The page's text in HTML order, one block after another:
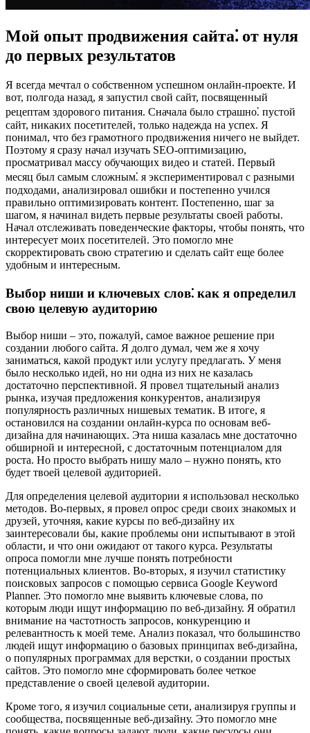
Мой опыт продвижения сайта⁚ от нуля
до первых результатов
Я всегда мечтал о собственном успешном онлайн-проекте. И
вот, полгода назад, я запустил свой сайт, посвященный
рецептам здорового питания. Сначала было страшно⁚ пустой
сайт, никаких посетителей, только надежда на успех. Я
понимал, что без грамотного продвижения ничего не выйдет.
Поэтому я сразу начал изучать SEO-оптимизацию,
просматривал массу обучающих видео и статей. Первый
месяц был самым сложным⁚ я экспериментировал с разными
подходами, анализировал ошибки и постепенно учился
правильно оптимизировать контент. Постепенно, шаг за
шагом, я начинал видеть первые результаты своей работы.
Начал отслеживать поведенческие факторы, чтобы понять, что
интересует моих посетителей. Это помогло мне
скорректировать свою стратегию и сделать сайт еще более
удобным и интересным.
Выбор ниши и ключевых слов⁚ как я определил
свою целевую аудиторию
Выбор ниши – это, пожалуй, самое важное решение при
создании любого сайта. Я долго думал, чем же я хочу
заниматься, какой продукт или услугу предлагать. У меня
было несколько идей, но ни одна из них не казалась
достаточно перспективной. Я провел тщательный анализ
рынка, изучая предложения конкурентов, анализируя
популярность различных нишевых тематик. В итоге, я
остановился на создании онлайн-курса по основам веб-
дизайна для начинающих. Эта ниша казалась мне достаточно
обширной и интересной, с достаточным потенциалом для
роста. Но просто выбрать нишу мало – нужно понять, кто
будет твоей целевой аудиторией.
Для определения целевой аудитории я использовал несколько
методов. Во-первых, я провел опрос среди своих знакомых и
друзей, уточняя, какие курсы по веб-дизайну их
заинтересовали бы, какие проблемы они испытывают в этой
области, и что они ожидают от такого курса. Результаты
опроса помогли мне лучше понять потребности
потенциальных клиентов. Во-вторых, я изучил статистику
поисковых запросов с помощью сервиса Google Keyword
Planner. Это помогло мне выявить ключевые слова, по
которым люди ищут информацию по веб-дизайну. Я обратил
внимание на частотность запросов, конкуренцию и
релевантность к моей теме. Анализ показал, что большинство
людей ищут информацию о базовых принципах веб-дизайна,
о популярных программах для верстки, о создании простых
сайтов. Это помогло мне сформировать более четкое
представление о своей целевой аудитории.
Кроме того, я изучил социальные сети, анализируя группы и
сообщества, посвященные веб-дизайну. Это помогло мне